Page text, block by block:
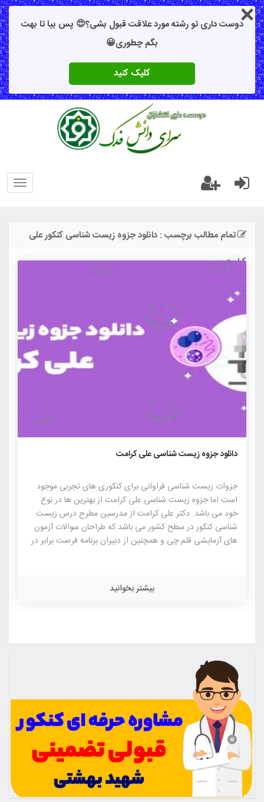
دوست داری تو رشته مورد علاقت قبول بشی؟😍 پس بیا تا بهت
بگم چطوری😀
کلیک کنید
تمام مطالب برچسب : دانلود جزوه زیست شناسی کنکور علی
کرامت
دانلود جزوه زیست شناسی علی کرامت
جزوات زیست شناسی فراوانی برای کنکوری های تجربی موجود
است اما جزوه زیست شناسی علی کرامت از بهترین ها در نوع
خود می باشد. دکتر علی کرامت از مدرسین مطرح درس زیست
شناسی کنکور در سطح کشور می باشد که طراحان سوالات آزمون
های آزمایشی قلم چی و همچنین از دبیران برنامه فرصت برابر در
دوم : گوارش و جذب مواد فصل سوم : تبادلات گازی فصل چهارم :
گردش مواد در جاندارن فصل پنجم : تنظیم اسمزی و دفع مواد
بیشتر بخوانید